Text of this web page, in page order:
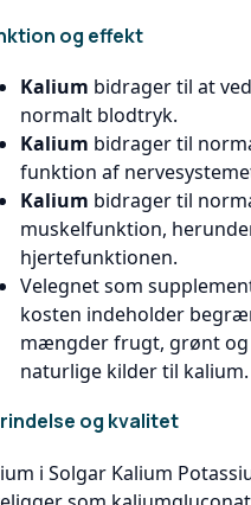
og effekt
Kalium bidrager til at
normalt blodtryk.
Kalium bidrager til
funktion af
Kalium bidrager til
muskelfunktion,
hjertefunktionen.
Velegnet som
kosten indeholder
mængder frugt, grønt
naturlige kilder til kalium.
og kvalitet
i Solgar Kalium